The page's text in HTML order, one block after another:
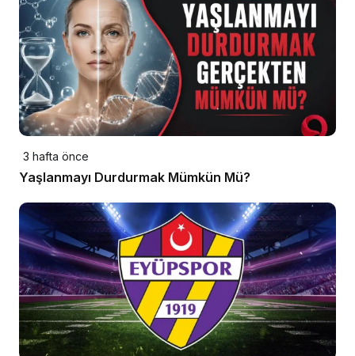
3 hafta önce
Yaşlanmayı Durdurmak Mümkün Mü?